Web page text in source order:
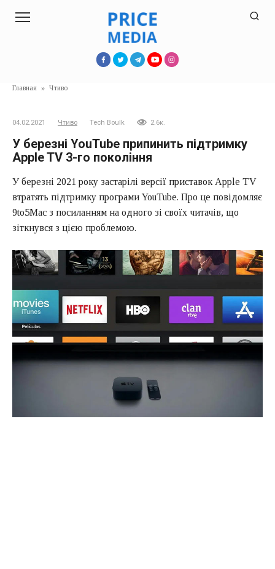
Главная » Чтиво
04.02.2021 Чтиво Tech Boulk 2.6к.
У березні YouTube припинить підтримку
Apple TV 3-го покоління
У березні 2021 року застарілі версії приставок Apple TV
втратять підтримку програми YouTube. Про це повідомляє
9to5Mac з посиланням на одного зі своїх читачів, що
зіткнувся з цією проблемою.